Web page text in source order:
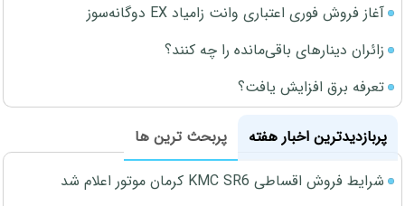
آغاز فروش فوری اعتباری وانت زامیاد EX دوگانه‌سوز
زائران دینارهای باقی‌مانده را چه کنند؟
تعرفه برق افزایش یافت؟
پربازدیدترین اخبار هفته
پربحث ترین ها
شرایط فروش اقساطی KMC SR6 کرمان موتور اعلام شد